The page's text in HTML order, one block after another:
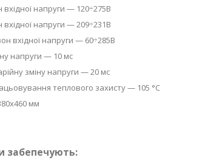
напруги — 120÷275В
напруги — 209÷231В
вхідної напруги — 60÷285В
напруги — 10 мс
зміну напруги — 20 мс
теплового захисту — 105 °C
мм
забепечують: